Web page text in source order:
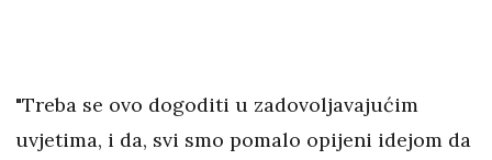
"Treba se ovo dogoditi u zadovoljavajućim
uvjetima, i da, svi smo pomalo opijeni idejom da